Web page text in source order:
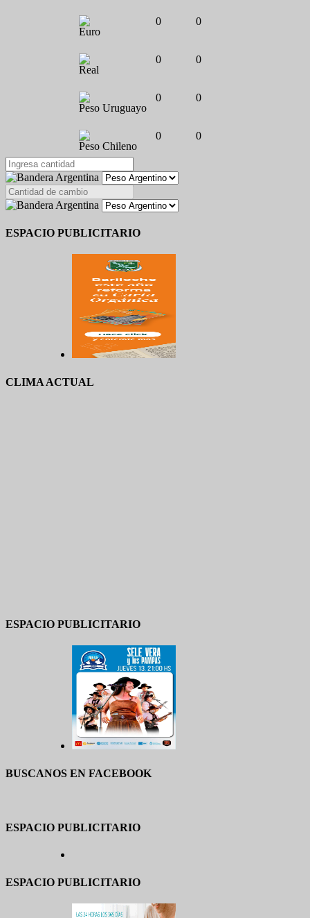
Euro
0 0
Real
0 0
Peso Uruguayo
0 0
Peso Chileno
0 0
ESPACIO PUBLICITARIO
CLIMA ACTUAL
ESPACIO PUBLICITARIO
BUSCANOS EN FACEBOOK
ESPACIO PUBLICITARIO
ESPACIO PUBLICITARIO